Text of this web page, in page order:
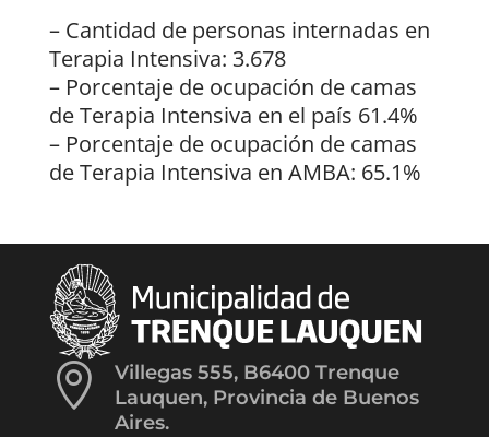
– Cantidad de personas internadas en
Terapia Intensiva: 3.678
– Porcentaje de ocupación de camas
de Terapia Intensiva en el país 61.4%
– Porcentaje de ocupación de camas
de Terapia Intensiva en AMBA: 65.1%

Villegas 555, B6400 Trenque
Lauquen, Provincia de Buenos
Aires.